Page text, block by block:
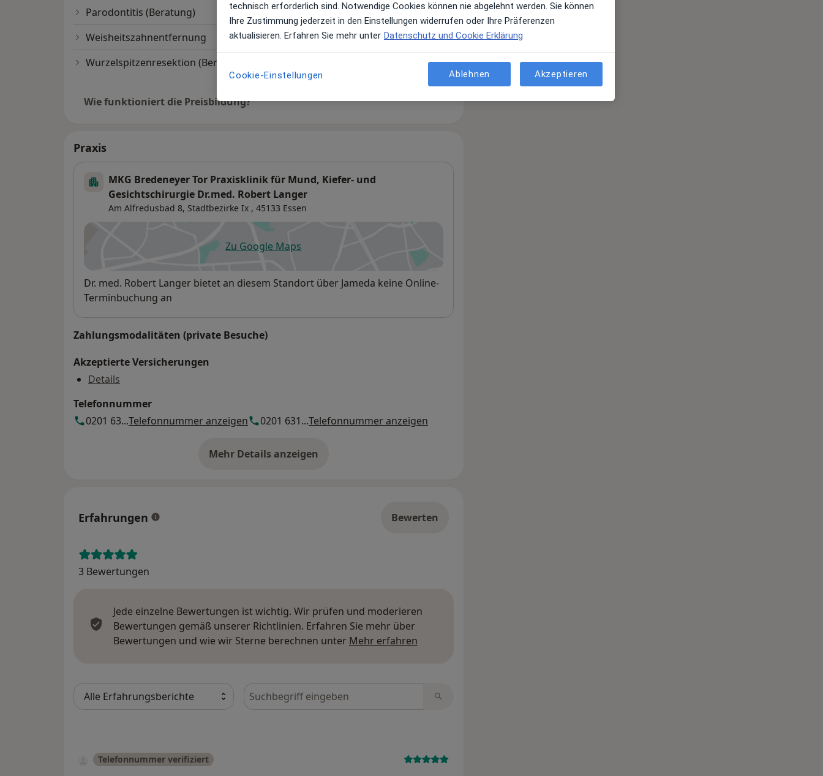
Parodontitis (Beratung)
Weisheitszahnentfernung
Wurzelspitzenresektion (Beratung)
Wie funktioniert die Preisbildung?
Praxis
MKG Bredeneyer Tor Praxisklinik für Mund, Kiefer- und
Gesichtschirurgie Dr.med. Robert Langer
Am Alfredusbad 8, Stadtbezirke Ix , 45133 Essen
Zu Google Mapsöffnet in einer neuen Registerkarte
Verfügbarkeit
Dr. med. Robert Langer bietet an diesem Standort über Jameda keine Online-
Terminbuchung an
Zahlungsmodalitäten (private Besuche)
Akzeptierte Versicherungen
Details
Telefonnummer
0201 63...Telefonnummer anzeigen 0201 631...Telefonnummer anzeigen
Mehr Details anzeigen
über die Adresse
Erfahrungen Bewerten
3 Bewertungen
Jede einzelne Bewertungen ist wichtig. Wir prüfen und moderieren
Bewertungen gemäß unserer Richtlinien. Erfahren Sie mehr über
Bewertungen und wie wir Sterne berechnen unter Mehr erfahren
Bewertungen durchsuchen
Telefonnummer verifiziert
technisch erforderlich sind. Notwendige Cookies können nie abgelehnt werden. Sie können
Ihre Zustimmung jederzeit in den Einstellungen widerrufen oder Ihre Präferenzen
aktualisieren. Erfahren Sie mehr unter Datenschutz und Cookie Erklärung
Cookie-Einstellungen Ablehnen Akzeptieren